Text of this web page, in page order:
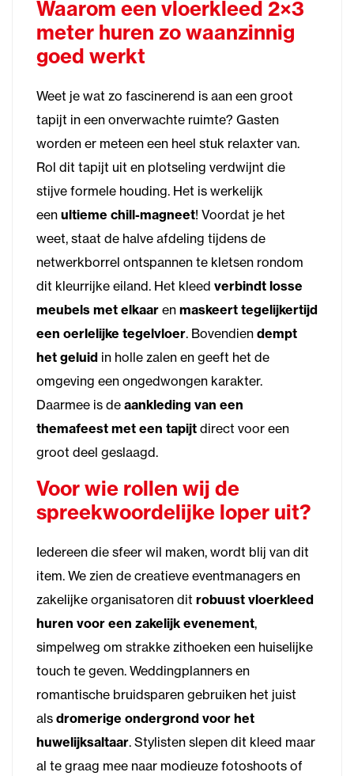
Waarom een vloerkleed 2×3
meter huren zo waanzinnig
goed werkt
Weet je wat zo fascinerend is aan een groot
tapijt in een onverwachte ruimte? Gasten
worden er meteen een heel stuk relaxter van.
Rol dit tapijt uit en plotseling verdwijnt die
stijve formele houding. Het is werkelijk
een ultieme chill-magneet! Voordat je het
weet, staat de halve afdeling tijdens de
netwerkborrel ontspannen te kletsen rondom
dit kleurrijke eiland. Het kleed verbindt losse
meubels met elkaar en maskeert tegelijkertijd
een oerlelijke tegelvloer. Bovendien dempt
het geluid in holle zalen en geeft het de
omgeving een ongedwongen karakter.
Daarmee is de aankleding van een
themafeest met een tapijt direct voor een
groot deel geslaagd.
Voor wie rollen wij de
spreekwoordelijke loper uit?
Iedereen die sfeer wil maken, wordt blij van dit
item. We zien de creatieve eventmanagers en
zakelijke organisatoren dit robuust vloerkleed
huren voor een zakelijk evenement,
simpelweg om strakke zithoeken een huiselijke
touch te geven. Weddingplanners en
romantische bruidsparen gebruiken het juist
als dromerige ondergrond voor het
huwelijksaltaar. Stylisten slepen dit kleed maar
al te graag mee naar modieuze fotoshoots of